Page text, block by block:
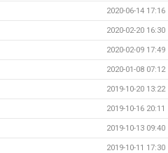
2020-06-14 17:16
2020-02-20 16:30
2020-02-09 17:49
2020-01-08 07:12
2019-10-20 13:22
2019-10-16 20:11
2019-10-13 09:40
2019-10-11 17:30